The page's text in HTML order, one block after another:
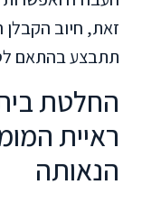
זאת, חיוב
תתבצע בהתאם
החלטת
ראיית
הנאותה